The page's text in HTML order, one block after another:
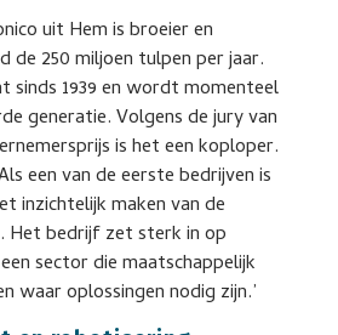
uit Hem is broeier en
de 250 miljoen tulpen per jaar.
sinds 1939 en wordt momenteel
generatie. Volgens de jury van
is het een koploper.
een van de eerste bedrijven is
inzichtelijk maken van de
bedrijf zet sterk in op
sector die maatschappelijk
waar oplossingen nodig zijn.’